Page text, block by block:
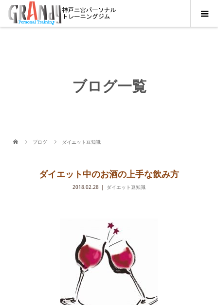
ブログ一覧
ブログ ダイエット豆知識
ダイエット中のお酒の上手な飲み方
2018.02.28 ダイエット豆知識